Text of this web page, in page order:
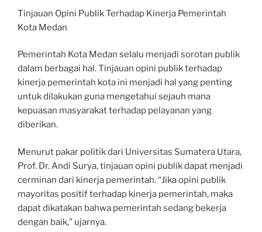
Tinjauan Opini Publik Terhadap Kinerja Pemerintah
Kota Medan
Pemerintah Kota Medan selalu menjadi sorotan publik
dalam berbagai hal. Tinjauan opini publik terhadap
kinerja pemerintah kota ini menjadi hal yang penting
untuk dilakukan guna mengetahui sejauh mana
kepuasan masyarakat terhadap pelayanan yang
diberikan.
Menurut pakar politik dari Universitas Sumatera Utara,
Prof. Dr. Andi Surya, tinjauan opini publik dapat menjadi
cerminan dari kinerja pemerintah. “Jika opini publik
mayoritas positif terhadap kinerja pemerintah, maka
dapat dikatakan bahwa pemerintah sedang bekerja
dengan baik,” ujarnya.